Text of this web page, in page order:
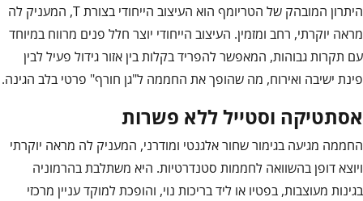
היתרון המובהק של הטריומף הוא העיצוב הייחודי בצורת T, המעניק לה
מראה יוקרתי, רחב ומזמין. העיצוב הייחודי יוצר חלל פנים מרווח במיוחד
עם תקרות גבוהות, המאפשר להפריד בקלות בין אזור גידול פעיל לבין
פינת ישיבה ואירוח, מה שהופך את החממה ל"גן חורף" פרטי בלב הגינה.
אסתטיקה וסטייל ללא פשרות
החממה מגיעה בגימור שחור אלגנטי ומודרני, המעניק לה מראה יוקרתי
ויוצא דופן בהשוואה לחממות סטנדרטיות. היא משתלבת בהרמוניה
בגינות מעוצבות, בפטיו או ליד בריכות נוי, והופכת למוקד עניין מרכזי